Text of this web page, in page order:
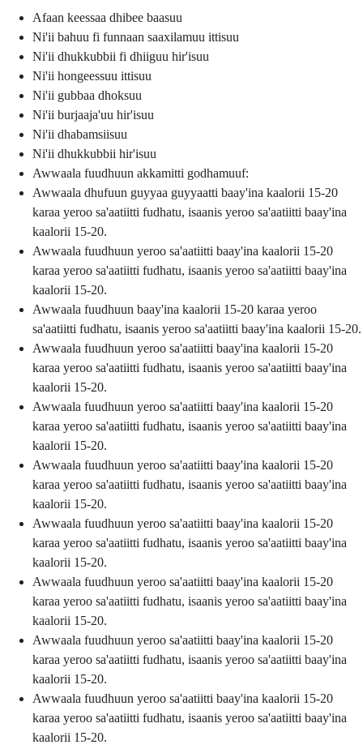
Afaan keessaa dhibee baasuu
Ni'ii bahuu fi funnaan saaxilamuu ittisuu
Ni'ii dhukkubbii fi dhiiguu hir'isuu
Ni'ii hongeessuu ittisuu
Ni'ii gubbaa dhoksuu
Ni'ii burjaaja'uu hir'isuu
Ni'ii dhabamsiisuu
Ni'ii dhukkubbii hir'isuu
Awwaala fuudhuun akkamitti godhamuuf:
Awwaala dhufuun guyyaa guyyaatti baay'ina kaalorii 15-20
karaa yeroo sa'aatiitti fudhatu, isaanis yeroo sa'aatiitti baay'ina
kaalorii 15-20.
Awwaala fuudhuun yeroo sa'aatiitti baay'ina kaalorii 15-20
karaa yeroo sa'aatiitti fudhatu, isaanis yeroo sa'aatiitti baay'ina
kaalorii 15-20.
Awwaala fuudhuun baay'ina kaalorii 15-20 karaa yeroo
sa'aatiitti fudhatu, isaanis yeroo sa'aatiitti baay'ina kaalorii 15-20.
Awwaala fuudhuun yeroo sa'aatiitti baay'ina kaalorii 15-20
karaa yeroo sa'aatiitti fudhatu, isaanis yeroo sa'aatiitti baay'ina
kaalorii 15-20.
Awwaala fuudhuun yeroo sa'aatiitti baay'ina kaalorii 15-20
karaa yeroo sa'aatiitti fudhatu, isaanis yeroo sa'aatiitti baay'ina
kaalorii 15-20.
Awwaala fuudhuun yeroo sa'aatiitti baay'ina kaalorii 15-20
karaa yeroo sa'aatiitti fudhatu, isaanis yeroo sa'aatiitti baay'ina
kaalorii 15-20.
Awwaala fuudhuun yeroo sa'aatiitti baay'ina kaalorii 15-20
karaa yeroo sa'aatiitti fudhatu, isaanis yeroo sa'aatiitti baay'ina
kaalorii 15-20.
Awwaala fuudhuun yeroo sa'aatiitti baay'ina kaalorii 15-20
karaa yeroo sa'aatiitti fudhatu, isaanis yeroo sa'aatiitti baay'ina
kaalorii 15-20.
Awwaala fuudhuun yeroo sa'aatiitti baay'ina kaalorii 15-20
karaa yeroo sa'aatiitti fudhatu, isaanis yeroo sa'aatiitti baay'ina
kaalorii 15-20.
Awwaala fuudhuun yeroo sa'aatiitti baay'ina kaalorii 15-20
karaa yeroo sa'aatiitti fudhatu, isaanis yeroo sa'aatiitti baay'ina
kaalorii 15-20.